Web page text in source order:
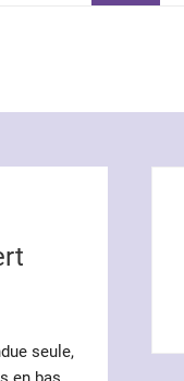
seule,